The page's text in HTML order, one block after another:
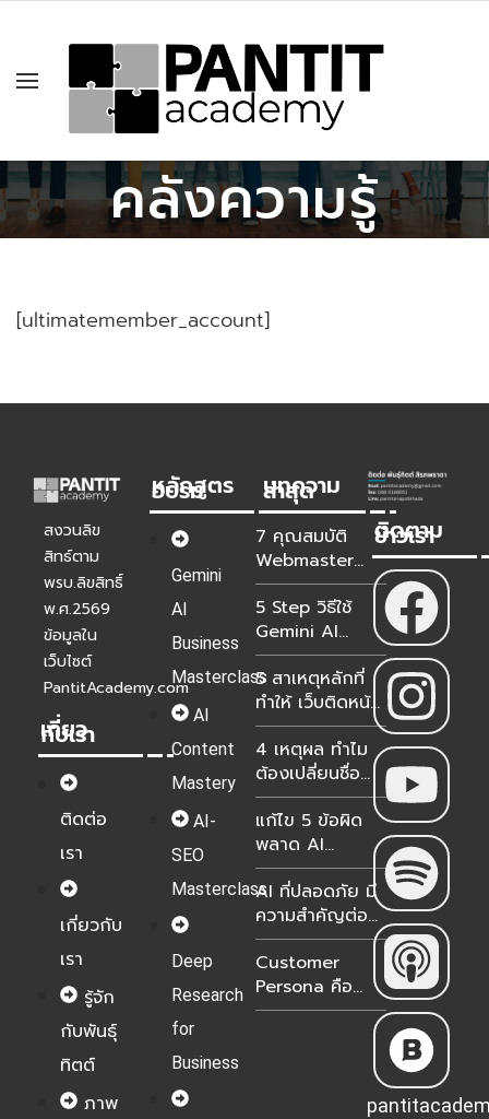
คลังความรู้
[ultimatemember_account]
สงวนลิข
สิทธ์ตาม
พรบ.ลิขสิทธิ์
พ.ศ.2569
ข้อมูลใน
เว็บไซต์
PantitAcademy.com
เกี่ยว
กับเรา
ติดต่อ
เรา
เกี่ยวกับ
เรา
รู้จัก
กับพันธุ์
ทิตต์
ภาพ
หลักสูตร
อบรม
Gemini
AI
Business
Masterclass
AI
Content
Mastery
AI-
SEO
Masterclass
Deep
Research
for
Business
บทความ
ล่าสุด
7 คุณสมบัติ
Webmaster
WordPress ยุค
ใหม่สำหรับองค์กร
ในปี 2026-2027
5 Step วิธีใช้
Gemini AI
วิเคราะห์ Google
Analytics &
Search
Console แม่นยำ
100%
5 สาเหตุหลักที่
ทำให้ เว็บติดหน้า
แรกแต่ขายไม่ได้?
4 เหตุผล ทำไม
ต้องเปลี่ยนชื่อ
NotebookLM
เป็น Gemini
Notebook?
แก้ไข 5 ข้อผิด
พลาด AI
Transformation
ธุรกิจไทย 2026
AI ที่ปลอดภัย มี
ความสำคัญต่อ
องค์กรอย่างไร?
Customer
Persona คือ
อะไร? เจาะลึกวิธี
สร้างฉบับอัปเดต
ติดตาม
ข่าวเรา